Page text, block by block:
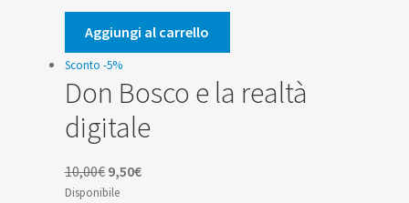
originale
era:
8,90€.
attuale
è:
8,46€.
Aggiungi al carrello
Sconto -5%
Don Bosco e la realtà
digitale
10,00€ Il
prezzo
9,50€Il
Disponibile